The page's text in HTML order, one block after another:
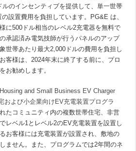
ルのインセンティブを提供して、単一世帯
設置費用を負担しています。PG&E は、
に500ドル相当のレベル2充電器を無料で
承認済み電気技師が行うパネルのアップ
世帯あたり最大2,000ドルの費用を負担し
客様は、2024年末に終了する前に、プロ
お勧めします。
and Small Business EV Charger
および小企業向けEV充電装置プログラ
たコミュニティ内の複数世帯住宅、非営
レベル1とレベル2のEV充電装置を設置し
お客様には充電装置が設置され、敷地の
ません。また、プログラムでは2年間のネ